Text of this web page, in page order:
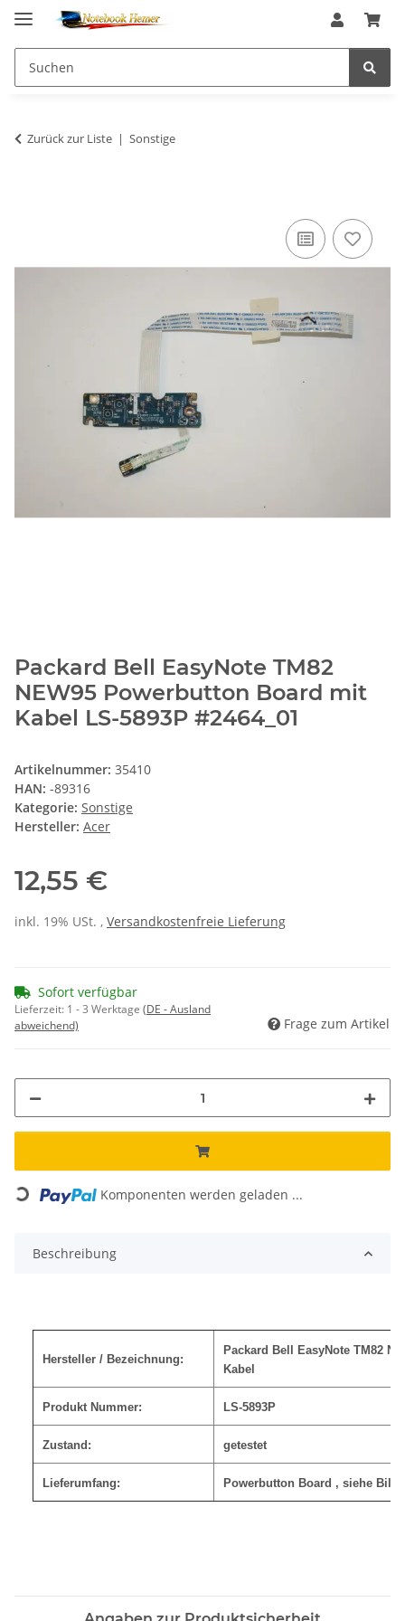
Zurück zur Liste Sonstige
Packard Bell EasyNote TM82
NEW95 Powerbutton Board mit
Kabel LS-5893P #2464_01
Artikelnummer: 35410
HAN: -89316
Kategorie: Sonstige
Hersteller: Acer
12,55 €
inkl. 19% USt. , Versandkostenfreie Lieferung
Sofort verfügbar
Lieferzeit: 1 - 3 Werktage (DE - Ausland
abweichend)
Frage zum Artikel
Loading... Komponenten werden geladen ...
Beschreibung
Hersteller / Bezeichnung:
Packard Bell EasyNote TM82
Kabel
Produkt Nummer: LS-5893P
Zustand: getestet
Lieferumfang: Powerbutton Board , siehe Bild